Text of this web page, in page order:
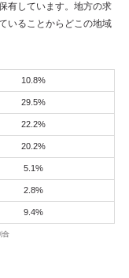
有しています。地方の求
いることからどこの地域
10.8%
29.5%
22.2%
20.2%
5.1%
2.8%
9.4%
合